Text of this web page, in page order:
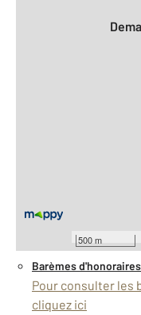
500 m
À savoir
Barèmes
Pour consulter les
cliquez ici